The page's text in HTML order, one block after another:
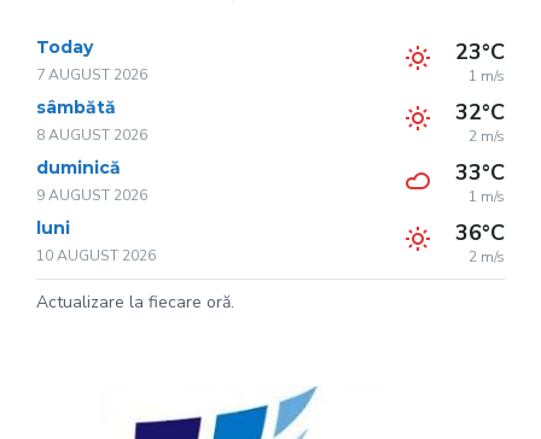
Today
7 AUGUST 2026
23°C
1 m/s
sâmbătă
8 AUGUST 2026
32°C
2 m/s
duminică
9 AUGUST 2026
33°C
1 m/s
luni
10 AUGUST 2026
36°C
2 m/s
Actualizare la fiecare oră.